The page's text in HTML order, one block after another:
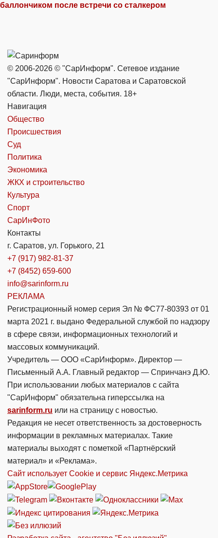
баллончиком после встречи со сталкером
© 2006-2026 © "СарИнформ". Сетевое издание
"СарИнформ". Новости Саратова и Саратовской
области. Люди, места, события. 18+
Навигация
Общество
Происшествия
Суд
Политика
Экономика
ЖКХ и строительство
Культура
Спорт
СарИнФото
Контакты
г. Саратов, ул. Горького, 21
+7 (917) 982-81-37
+7 (8452) 659-600
info@sarinform.ru
РЕКЛАМА
Регистрационный номер серия Эл № ФС77-80393 от 01
марта 2021 г. выдано Федеральной службой по надзору
в сфере связи, информационных технологий и
массовых коммуникаций.
Учредитель — ООО «СарИнформ». Директор —
Письменный А.А. Главный редактор — Спринчанэ Д.Ю.
При использовании любых материалов с сайта
"СарИнформ" обязательна гиперссылка на
sarinform.ru или на страницу с новостью.
Редакция не несет ответственность за достоверность
информации в рекламных материалах. Такие
материалы выходят с пометкой «Партнёрский
материал» и «Реклама».
Сайт использует Cookie и сервиc Яндекс.Метрика